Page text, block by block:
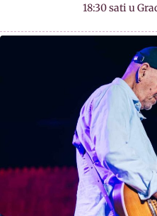
18:30 sati u